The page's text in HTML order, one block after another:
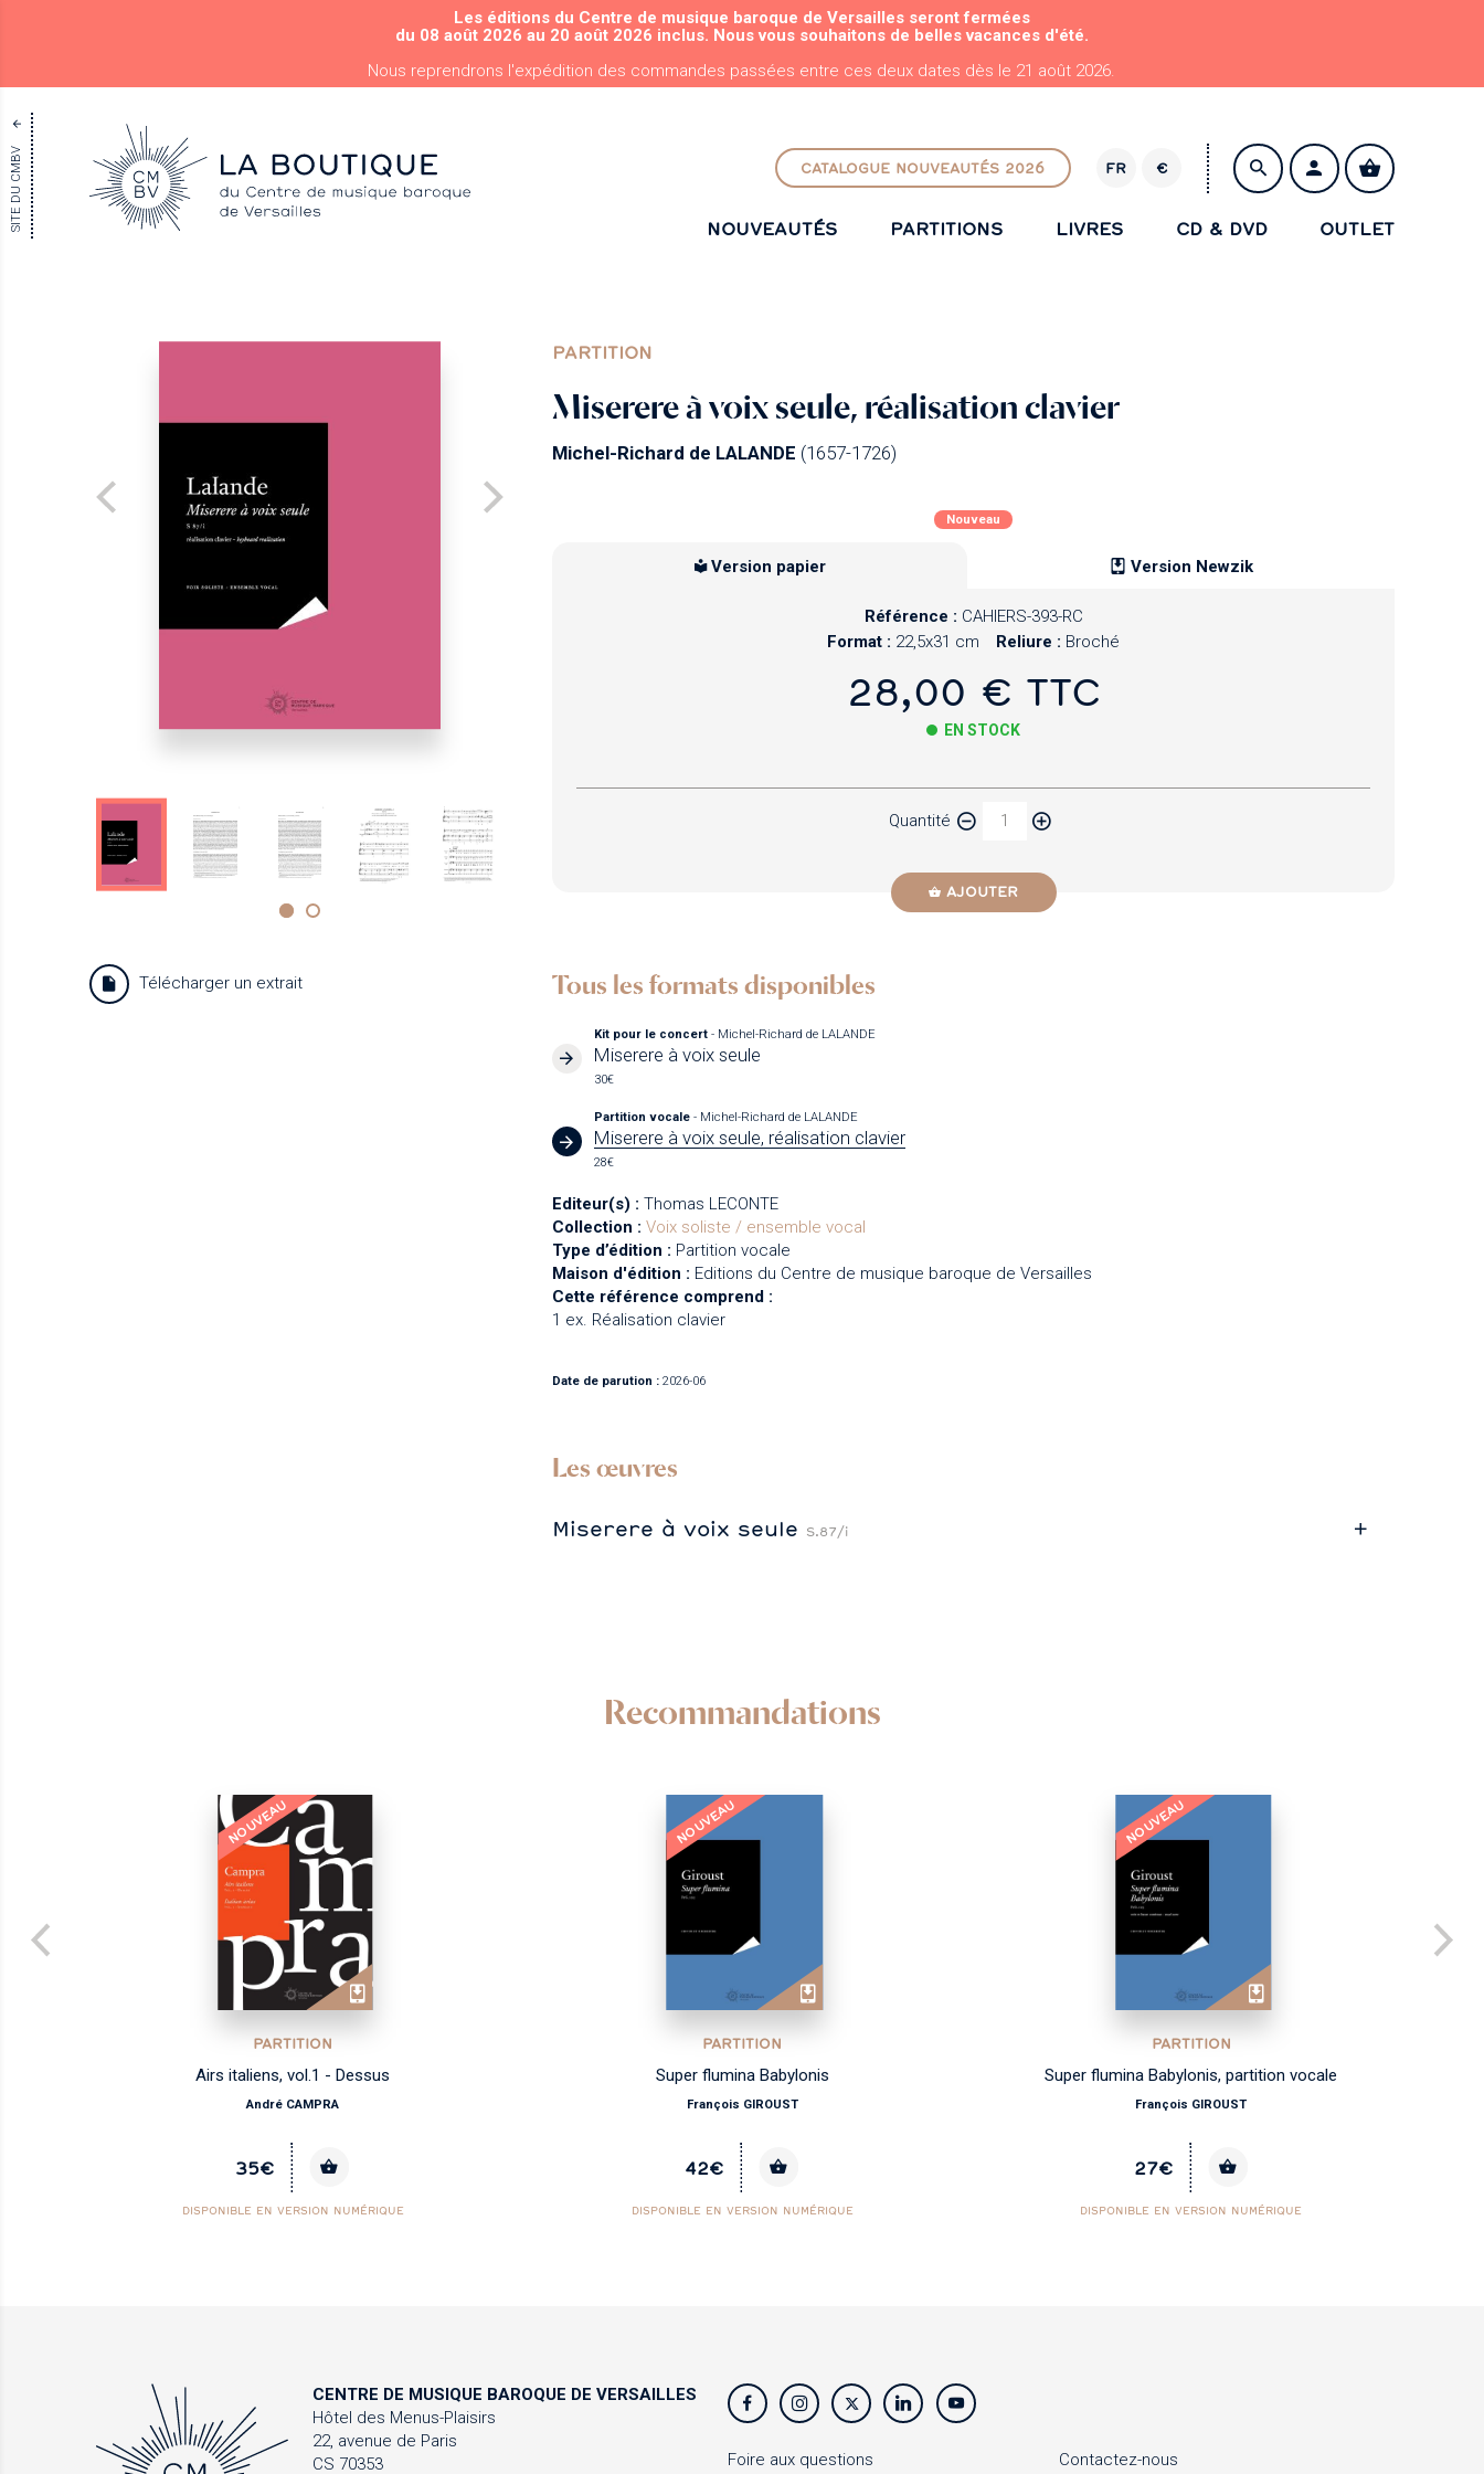
ALLER AU CONTENU PRINCIPAL
Les éditions du Centre de musique baroque de Versailles seront fermées
du 08 août 2026 au 20 août 2026 inclus. Nous vous souhaitons de belles vacances d'été.
Nous reprendrons l'expédition des commandes passées entre ces deux dates dès le 21 août 2026.
SITE DU CMBV CATALOGUE NOUVEAUTÉS 2026 FR
R
€
NOUVEAUTÉS PARTITIONS LIVRES CD & DVD OUTLET
PARTITION
Miserere à voix seule, réalisation clavier
Michel-Richard de LALANDE (1657-1726)
Télécharger un extrait
Nouveau
Version papier Version Newzik
Référence : CAHIERS-393-RC
Format : 22,5x31 cm Reliure : Broché
28,00 € TTC
EN STOCK
Quantité
AJOUTER
Tous les formats disponibles
Kit pour le concert- Michel-Richard de LALANDE
Miserere à voix seule
30€
Partition vocale- Michel-Richard de LALANDE
Miserere à voix seule, réalisation clavier
28€
Editeur(s) : Thomas LECONTE
Collection : Voix soliste / ensemble vocal
Type d’édition : Partition vocale
Maison d'édition : Editions du Centre de musique baroque de Versailles
Cette référence comprend :
1 ex. Réalisation clavier
Date de parution : 2026-06
Les œuvres
Miserere à voix seule S.87/i
Recommandations
NOUVEAU
PARTITION
Airs italiens, vol.1 - Dessus
André CAMPRA
35€
DISPONIBLE EN VERSION NUMÉRIQUE
NOUVEAU
PARTITION
Super flumina Babylonis
François GIROUST
42€
DISPONIBLE EN VERSION NUMÉRIQUE
NOUVEAU
PARTITION
Super flumina Babylonis, partition vocale
François GIROUST
27€
DISPONIBLE EN VERSION NUMÉRIQUE
CENTRE DE MUSIQUE BAROQUE DE VERSAILLES
Hôtel des Menus-Plaisirs
22, avenue de Paris
CS 70353
Foire aux questions Contactez-nous